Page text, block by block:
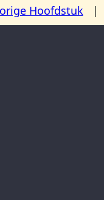
Hoofdstuk |